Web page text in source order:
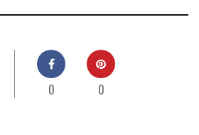
0 0